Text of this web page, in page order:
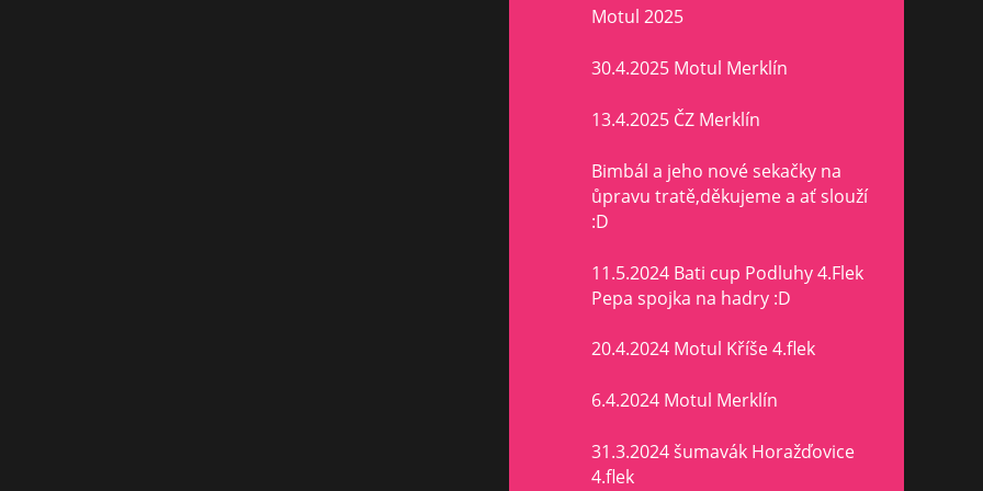
Motul 2025
30.4.2025 Motul Merklín
13.4.2025 ČZ Merklín
Bimbál a jeho nové sekačky na
ůpravu tratě,děkujeme a ať slouží
:D
11.5.2024 Bati cup Podluhy 4.Flek
Pepa spojka na hadry :D
20.4.2024 Motul Kříše 4.flek
6.4.2024 Motul Merklín
31.3.2024 šumavák Horažďovice
4.flek